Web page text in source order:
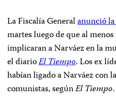
La Fiscalía Generalanunció
martes luego de que al
implicaran a Narváez en la
el diarioEl Tiempo. Los ex
habían ligado a Narváez con
comunistas, segúnEl Tiempo.